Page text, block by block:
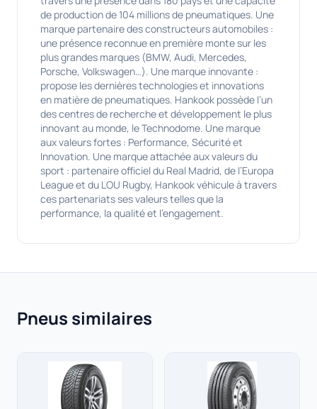
de production de 104 millions de pneumatiques. Une
marque partenaire des constructeurs automobiles :
une présence reconnue en première monte sur les
plus grandes marques (BMW, Audi, Mercedes,
Porsche, Volkswagen…). Une marque innovante :
propose les dernières technologies et innovations
en matière de pneumatiques. Hankook possède l’un
des centres de recherche et développement le plus
innovant au monde, le Technodome. Une marque
aux valeurs fortes : Performance, Sécurité et
Innovation. Une marque attachée aux valeurs du
sport : partenaire officiel du Real Madrid, de l’Europa
League et du LOU Rugby, Hankook véhicule à travers
ces partenariats ses valeurs telles que la
performance, la qualité et l’engagement.
Pneus similaires